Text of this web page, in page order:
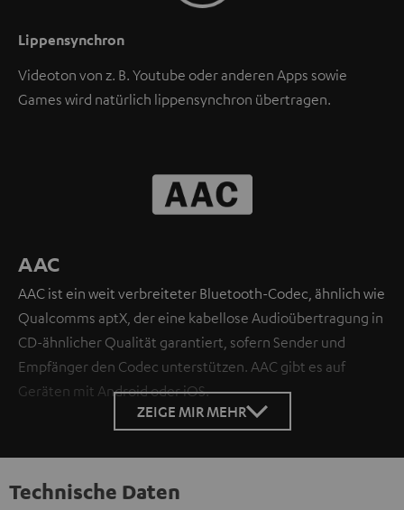
Lippensynchron
Videoton von z. B. Youtube oder anderen Apps sowie
Games wird natürlich lippensynchron übertragen.
AAC
AAC ist ein weit verbreiteter Bluetooth-Codec, ähnlich wie
Qualcomms aptX, der eine kabellose Audioübertragung in
CD-ähnlicher Qualität garantiert, sofern Sender und
Empfänger den Codec unterstützen. AAC gibt es auf
Geräten mit Android oder iOS.
ZEIGE MIR MEHR
Technische Daten